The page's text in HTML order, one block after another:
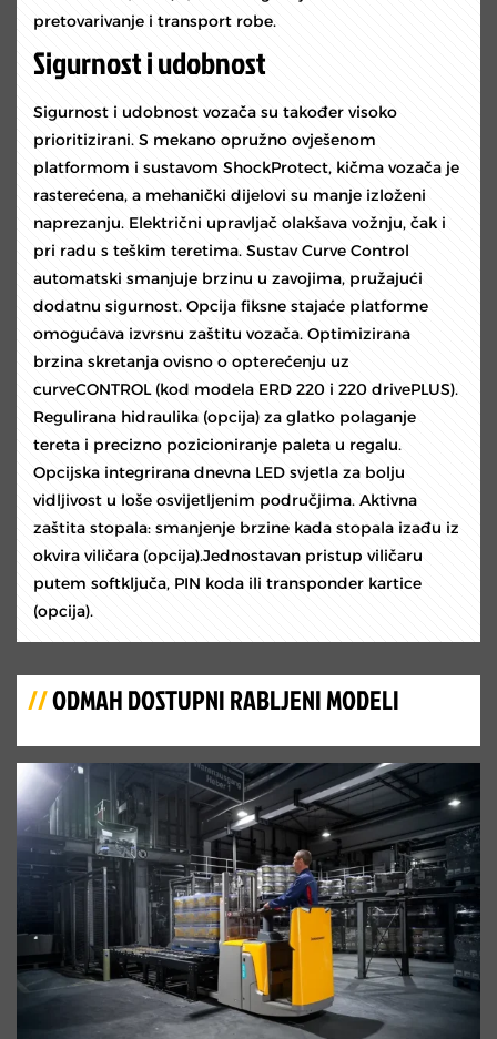
pretovarivanje i transport robe.
Sigurnost i udobnost
Sigurnost i udobnost vozača su također visoko
prioritizirani. S mekano opružno ovješenom
platformom i sustavom ShockProtect, kičma vozača je
rasterećena, a mehanički dijelovi su manje izloženi
naprezanju. Električni upravljač olakšava vožnju, čak i
pri radu s teškim teretima. Sustav Curve Control
automatski smanjuje brzinu u zavojima, pružajući
dodatnu sigurnost. Opcija fiksne stajaće platforme
omogućava izvrsnu zaštitu vozača. Optimizirana
brzina skretanja ovisno o opterećenju uz
curveCONTROL (kod modela ERD 220 i 220 drivePLUS).
Regulirana hidraulika (opcija) za glatko polaganje
tereta i precizno pozicioniranje paleta u regalu.
Opcijska integrirana dnevna LED svjetla za bolju
vidljivost u loše osvijetljenim područjima. Aktivna
zaštita stopala: smanjenje brzine kada stopala izađu iz
okvira viličara (opcija).Jednostavan pristup viličaru
putem softključa, PIN koda ili transponder kartice
(opcija).
//ODMAH DOSTUPNI RABLJENI MODELI